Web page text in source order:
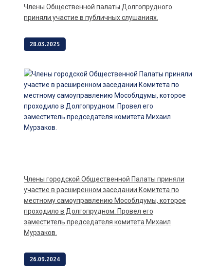
Члены Общественной палаты Долгопрудного
приняли участие в публичных слушаниях.
28.03.2025
Члены городской Общественной Палаты приняли
участие в расширенном заседании Комитета по
местному самоуправлению Мособлдумы, которое
проходило в Долгопрудном. Провел его
заместитель председателя комитета Михаил
Мурзаков.
26.09.2024